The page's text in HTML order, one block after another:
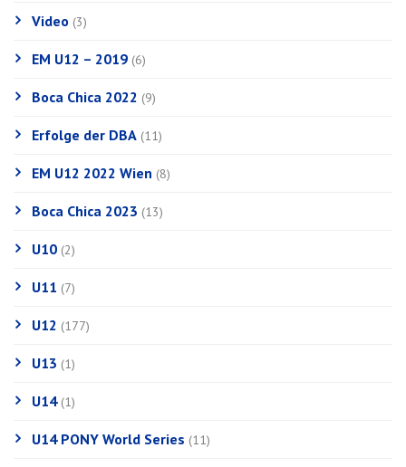
Video (3)
EM U12 – 2019 (6)
Boca Chica 2022 (9)
Erfolge der DBA (11)
EM U12 2022 Wien (8)
Boca Chica 2023 (13)
U10 (2)
U11 (7)
U12 (177)
U13 (1)
U14(1)
U14 PONY World Series (11)